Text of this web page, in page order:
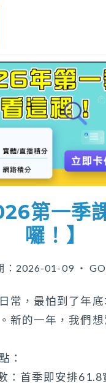
第一季
囉！】
：2026-01-09 ‧
常，最怕到了年
新的一年，我們
：
：首季即安排